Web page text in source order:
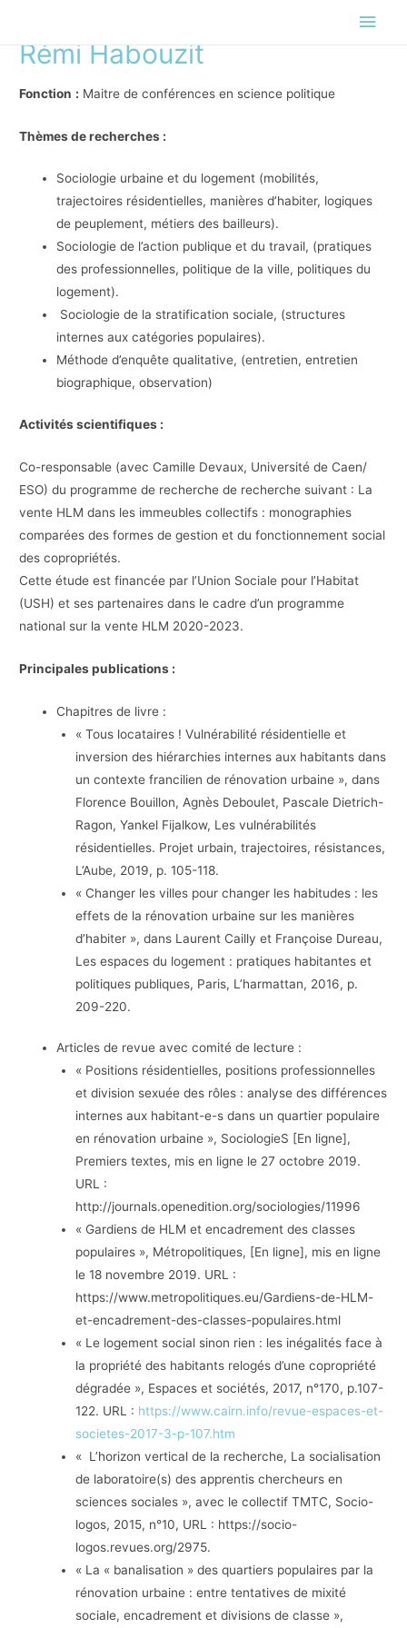
Rémi Habouzit
Fonction : Maitre de conférences en science politique
Thèmes de recherches :
Sociologie urbaine et du logement (mobilités,
trajectoires résidentielles, manières d’habiter, logiques
de peuplement, métiers des bailleurs).
Sociologie de l’action publique et du travail, (pratiques
des professionnelles, politique de la ville, politiques du
logement).
Sociologie de la stratification sociale, (structures
internes aux catégories populaires).
Méthode d’enquête qualitative, (entretien, entretien
biographique, observation)
Activités scientifiques :
Co-responsable (avec Camille Devaux, Université de Caen/
ESO) du programme de recherche de recherche suivant : La
vente HLM dans les immeubles collectifs : monographies
comparées des formes de gestion et du fonctionnement social
des copropriétés.
Cette étude est financée par l’Union Sociale pour l’Habitat
(USH) et ses partenaires dans le cadre d’un programme
national sur la vente HLM 2020-2023.
Principales publications :
Chapitres de livre :
« Tous locataires ! Vulnérabilité résidentielle et
inversion des hiérarchies internes aux habitants dans
un contexte francilien de rénovation urbaine », dans
Florence Bouillon, Agnès Deboulet, Pascale Dietrich-
Ragon, Yankel Fijalkow, Les vulnérabilités
résidentielles. Projet urbain, trajectoires, résistances,
L’Aube, 2019, p. 105-118.
« Changer les villes pour changer les habitudes : les
effets de la rénovation urbaine sur les manières
d’habiter », dans Laurent Cailly et Françoise Dureau,
Les espaces du logement : pratiques habitantes et
politiques publiques, Paris, L’harmattan, 2016, p.
209-220.
Articles de revue avec comité de lecture :
« Positions résidentielles, positions professionnelles
et division sexuée des rôles : analyse des différences
internes aux habitant-e-s dans un quartier populaire
en rénovation urbaine », SociologieS [En ligne],
Premiers textes, mis en ligne le 27 octobre 2019.
URL :
http://journals.openedition.org/sociologies/11996
« Gardiens de HLM et encadrement des classes
populaires », Métropolitiques, [En ligne], mis en ligne
le 18 novembre 2019. URL :
https://www.metropolitiques.eu/Gardiens-de-HLM-
et-encadrement-des-classes-populaires.html
« Le logement social sinon rien : les inégalités face à
la propriété des habitants relogés d’une copropriété
dégradée », Espaces et sociétés, 2017, n°170, p.107-
122. URL : https://www.cairn.info/revue-espaces-et-
societes-2017-3-p-107.htm
« L’horizon vertical de la recherche, La socialisation
de laboratoire(s) des apprentis chercheurs en
sciences sociales », avec le collectif TMTC, Socio-
logos, 2015, n°10, URL : https://socio-
logos.revues.org/2975.
« La « banalisation » des quartiers populaires par la
rénovation urbaine : entre tentatives de mixité
sociale, encadrement et divisions de classe »,